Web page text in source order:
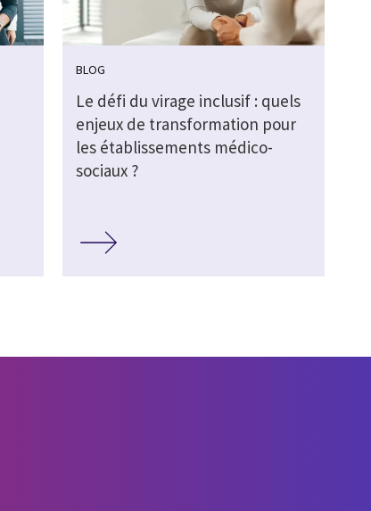
BLOG
Le défi du virage inclusif : quels
enjeux de transformation pour
les établissements médico-
sociaux ?